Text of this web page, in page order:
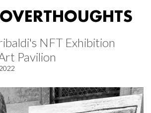
NFT Exhibition
Pavilion